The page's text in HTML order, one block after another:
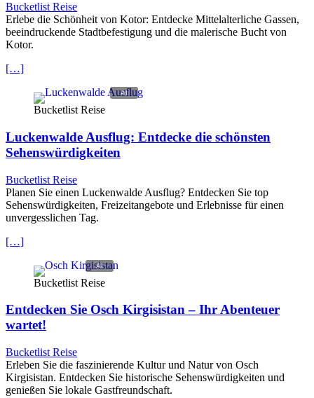
Bucketlist Reise
Erlebe die Schönheit von Kotor: Entdecke Mittelalterliche Gassen,
beeindruckende Stadtbefestigung und die malerische Bucht von
Kotor.
[…]
Bucketlist Reise
Luckenwalde Ausflug: Entdecke die schönsten
Sehenswürdigkeiten
Bucketlist Reise
Planen Sie einen Luckenwalde Ausflug? Entdecken Sie top
Sehenswürdigkeiten, Freizeitangebote und Erlebnisse für einen
unvergesslichen Tag.
[…]
Bucketlist Reise
Entdecken Sie Osch Kirgisistan – Ihr Abenteuer
wartet!
Bucketlist Reise
Erleben Sie die faszinierende Kultur und Natur von Osch
Kirgisistan. Entdecken Sie historische Sehenswürdigkeiten und
genießen Sie lokale Gastfreundschaft.